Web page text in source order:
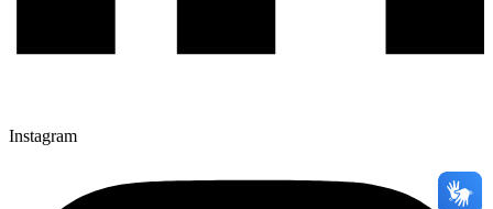
Instagram